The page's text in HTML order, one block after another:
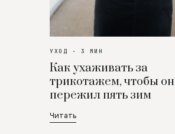
УХОД · 3 МИН
Как ухаживать за
трикотажем, чтобы он
пережил пять зим
Читать